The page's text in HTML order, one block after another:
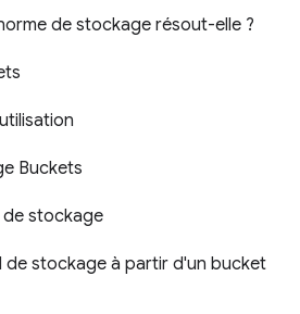
de stockage résout-elle ?
Buckets
stockage
de stockage à partir d'un bucket